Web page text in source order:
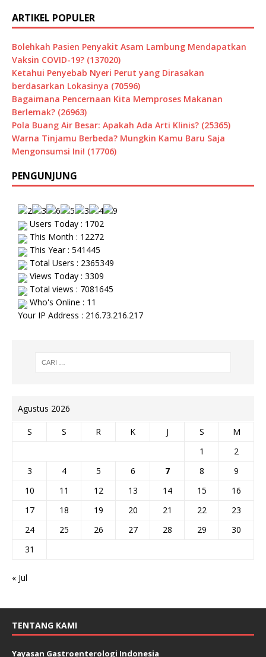
ARTIKEL POPULER
Bolehkah Pasien Penyakit Asam Lambung Mendapatkan
Vaksin COVID-19? (137020)
Ketahui Penyebab Nyeri Perut yang Dirasakan
berdasarkan Lokasinya (70596)
Bagaimana Pencernaan Kita Memproses Makanan
Berlemak? (26963)
Pola Buang Air Besar: Apakah Ada Arti Klinis? (25365)
Warna Tinjamu Berbeda? Mungkin Kamu Baru Saja
Mengonsumsi Ini! (17706)
PENGUNJUNG
Users Today : 1702
This Month : 12272
This Year : 541445
Total Users : 2365349
Views Today : 3309
Total views : 7081645
Who's Online : 11
Your IP Address : 216.73.216.217
Agustus 2026
S S R K J S
M
1
2
3
4 5 6 7 8
9
10
11 12 13 14 15
16
17
18 19 20 21 22
23
24
25 26 27 28 29
30
31
« Jul
TENTANG KAMI
Yayasan Gastroenterologi Indonesia